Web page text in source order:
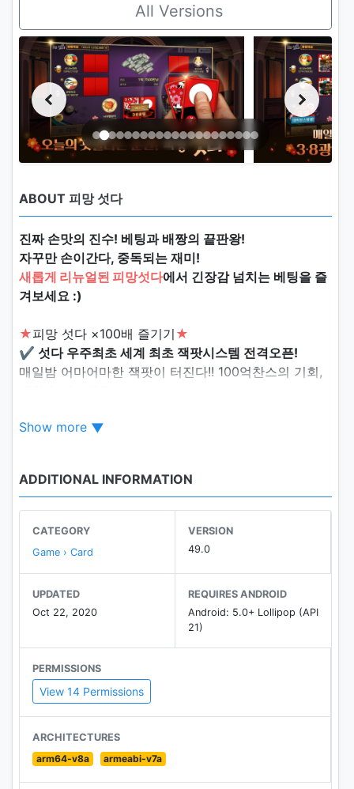
All Versions
ABOUT 피망 섯다
진짜 손맛의 진수! 베팅과 배짱의 끝판왕!
자꾸만 손이간다, 중독되는 재미!
새롭게 리뉴얼된 피망섯다에서 긴장감 넘치는 베팅을 즐
겨보세요 :)
★피망 섯다 ×100배 즐기기 ★
✔ 섯다 우주최초 세계 최초 잭팟시스템 전격오픈!
매일밤 어마어마한 잭팟이 터진다!! 100억찬스의 기회,
✔ 머니 걱정은 No~ 두둑히 쏟아지는 게임머니
1등 맞고 피망 뉴맞고와 함께 사용하는 머니와 구슬!!
✔ 밋밋한 싱글게임은 그만!
실제 유저들과 즐기는 실시간 대전게임!
친구와 직접 대결할 수 있는 친구대전 채널까지 피망섯
✔ 초보자여도 걱정은 뎃츠노노~!
한눈에 쏘옥~들어오는 족보네비게이션으로 당당하고
알림
1. 본 게임은 청소년 이용불가 등급으로 18세 미만의 청
소년은 이용할 수 없습니다.
2. 본 게임은 피망 계정을 그대로 사용하실 수 있으며,
“모바일 피망 뉴맞고”와 게임머니, 구슬을 동시에 사용
Show more
ADDITIONAL INFORMATION
CATEGORY
Game › Card
VERSION
49.0
UPDATED
Oct 22, 2020
REQUIRES ANDROID
Android: 5.0+ Lollipop (API
21)
PERMISSIONS
View 14 Permissions
ARCHITECTURES
arm64-v8a
armeabi-v7a